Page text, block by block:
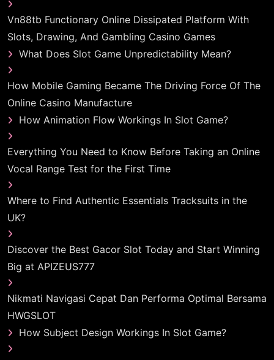
Vn88tb Functionary Online Dissipated Platform With
Slots, Drawing, And Gambling Casino Games
What Does Slot Game Unpredictability Mean?
How Mobile Gaming Became The Driving Force Of The
Online Casino Manufacture
How Animation Flow Workings In Slot Game?
Everything You Need to Know Before Taking an Online
Vocal Range Test for the First Time
Where to Find Authentic Essentials Tracksuits in the
UK?
Discover the Best Gacor Slot Today and Start Winning
Big at APIZEUS777
Nikmati Navigasi Cepat Dan Performa Optimal Bersama
HWGSLOT
How Subject Design Workings In Slot Game?